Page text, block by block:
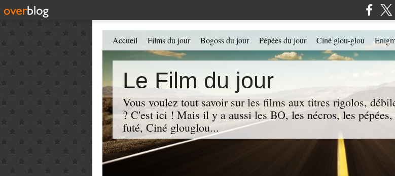
Le Film du jour
Vous voulez tout savoir sur les films aux titres rigolos,
? C'est ici ! Mais il y a aussi les BO, les nécros, les
futé, Ciné glouglou...
Accueil Films du jour Bogoss du jour Pépées du jour Ciné glou-glou